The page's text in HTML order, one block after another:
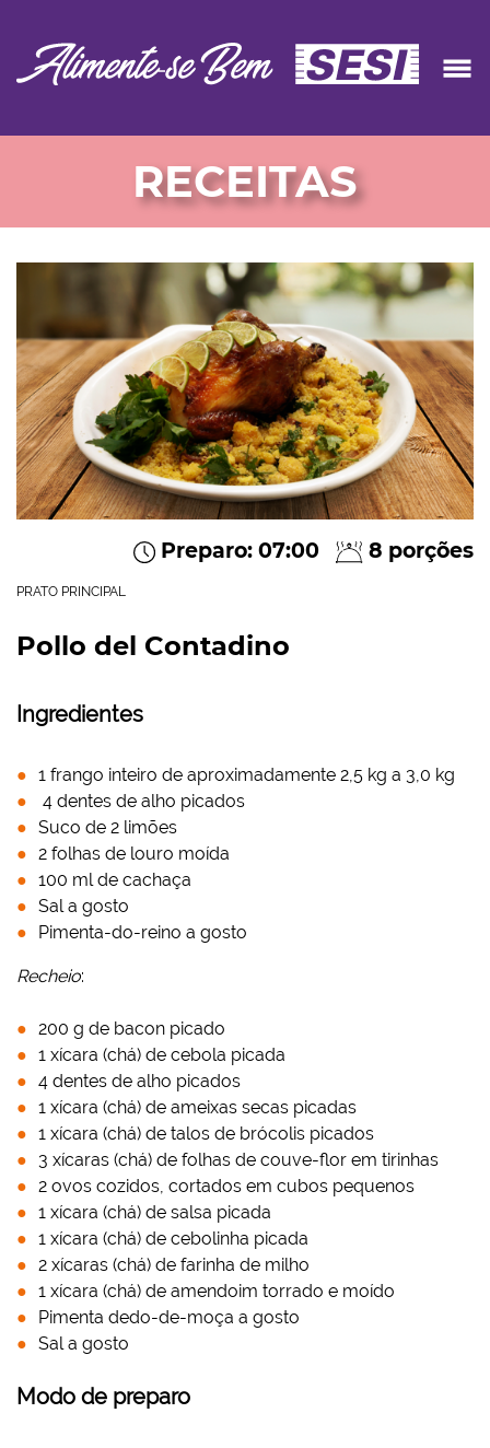
RECEITAS
Preparo: 07:00 8 porções
PRATO PRINCIPAL
Pollo del Contadino
Ingredientes
1 frango inteiro de aproximadamente 2,5 kg a 3,0 kg
4 dentes de alho picados
Suco de 2 limões
2 folhas de louro moída
100 ml de cachaça
Sal a gosto
Pimenta-do-reino a gosto
Recheio:
200 g de bacon picado
1 xícara (chá) de cebola picada
4 dentes de alho picados
1 xícara (chá) de ameixas secas picadas
1 xícara (chá) de talos de brócolis picados
3 xícaras (chá) de folhas de couve-flor em tirinhas
2 ovos cozidos, cortados em cubos pequenos
1 xícara (chá) de salsa picada
1 xícara (chá) de cebolinha picada
2 xícaras (chá) de farinha de milho
1 xícara (chá) de amendoim torrado e moído
Pimenta dedo-de-moça a gosto
Sal a gosto
Modo de preparo